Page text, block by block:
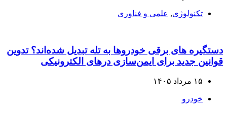
تکنولوژی, علمی و فناوری
دستگیره‌ های برقی خودروها به تله تبدیل شده‌اند؟ تدوین
قوانین جدید برای ایمن‌سازی درهای الکترونیکی
۱۵ مرداد ۱۴۰۵
خودرو